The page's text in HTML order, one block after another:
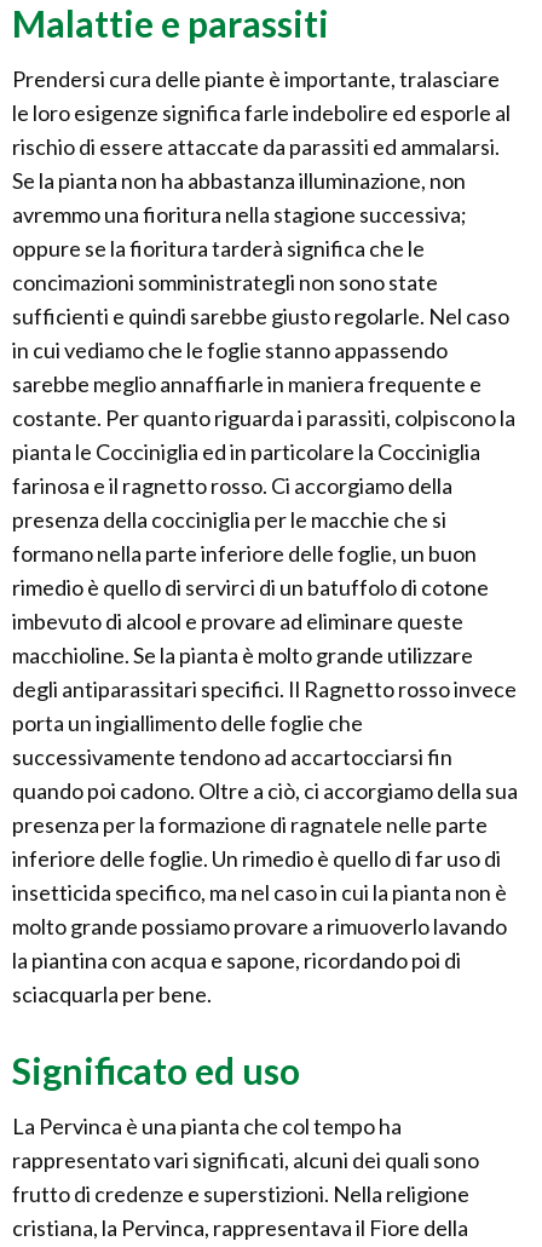
Malattie e parassiti
Prendersi cura delle piante è importante, tralasciare
le loro esigenze significa farle indebolire ed esporle al
rischio di essere attaccate da parassiti ed ammalarsi.
Se la pianta non ha abbastanza illuminazione, non
avremmo una fioritura nella stagione successiva;
oppure se la fioritura tarderà significa che le
concimazioni somministrategli non sono state
sufficienti e quindi sarebbe giusto regolarle. Nel caso
in cui vediamo che le foglie stanno appassendo
sarebbe meglio annaffiarle in maniera frequente e
costante. Per quanto riguarda i parassiti, colpiscono la
pianta le Cocciniglia ed in particolare la Cocciniglia
farinosa e il ragnetto rosso. Ci accorgiamo della
presenza della cocciniglia per le macchie che si
formano nella parte inferiore delle foglie, un buon
rimedio è quello di servirci di un batuffolo di cotone
imbevuto di alcool e provare ad eliminare queste
macchioline. Se la pianta è molto grande utilizzare
degli antiparassitari specifici. Il Ragnetto rosso invece
porta un ingiallimento delle foglie che
successivamente tendono ad accartocciarsi fin
quando poi cadono. Oltre a ciò, ci accorgiamo della sua
presenza per la formazione di ragnatele nelle parte
inferiore delle foglie. Un rimedio è quello di far uso di
insetticida specifico, ma nel caso in cui la pianta non è
molto grande possiamo provare a rimuoverlo lavando
la piantina con acqua e sapone, ricordando poi di
sciacquarla per bene.
Significato ed uso
La Pervinca è una pianta che col tempo ha
rappresentato vari significati, alcuni dei quali sono
frutto di credenze e superstizioni. Nella religione
cristiana, la Pervinca, rappresentava il Fiore della